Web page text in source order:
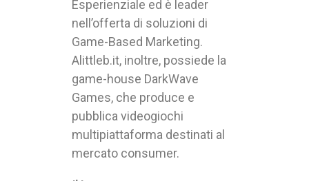
Esperienziale ed è leader
nell’offerta di soluzioni di
Game-Based Marketing.
Alittleb.it, inoltre, possiede la
game-house DarkWave
Games, che produce e
pubblica videogiochi
multipiattaforma destinati al
mercato consumer.